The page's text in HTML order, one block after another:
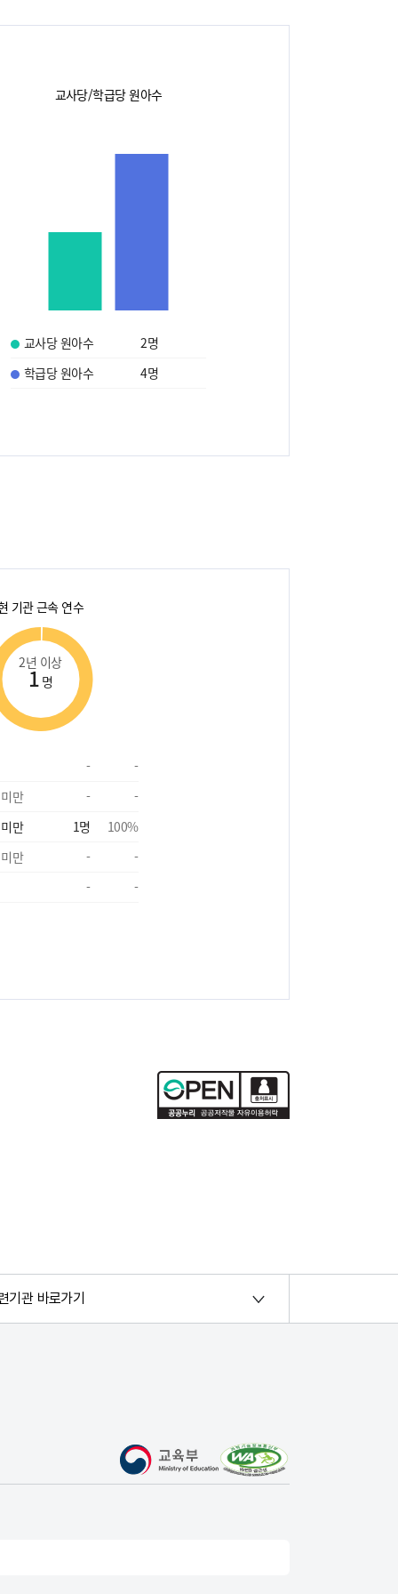
교사당/학급당 원아수
교사당 원아수 2명
학급당 원아수
4명
기관 근속 연수
2년 이상
1 명
-
-
만
-
-
만
1명 100%
만
-
-
-
-
기관 바로가기